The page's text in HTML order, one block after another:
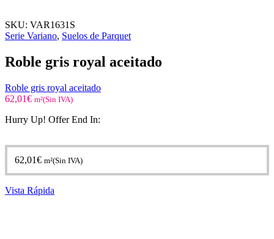
SKU: VAR1631S
Serie Variano, Suelos de Parquet
Roble gris royal aceitado
Roble gris royal aceitado
62,01€ m²(Sin IVA)
Hurry Up! Offer End In:
62,01€ m²(Sin IVA)
Vista Rápida